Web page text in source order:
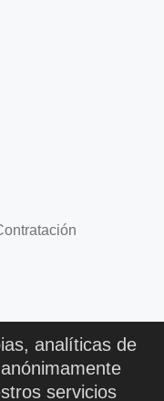
analíticas de
servicios